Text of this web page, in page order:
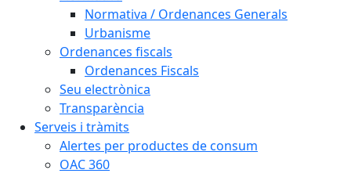
Normativa / Ordenances Generals
Urbanisme
Ordenances fiscals
Ordenances Fiscals
Seu electrònica
Transparència
Serveis i tràmits
Alertes per productes de consum
OAC 360